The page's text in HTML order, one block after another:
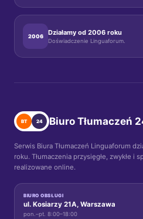
2006 Działamy od 2006 roku
Doświadczenie Linguaforum.
BT 24 Biuro Tłumaczeń
Serwis Biura Tłumaczeń Linguaforum
roku. Tłumaczenia przysięgłe, zwykłe i
realizowane online.
BIURO OBSŁUGI
ul. Kosiarzy 21A, Warszawa
pon.–pt. 8:00–18:00